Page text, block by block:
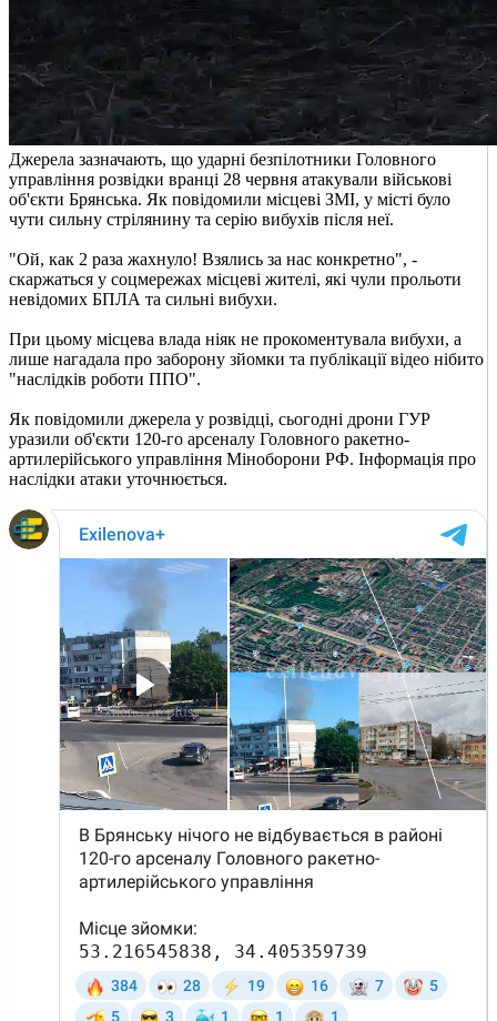
Джерела зазначають, що ударні безпілотники Головного
управління розвідки вранці 28 червня атакували військові
об'єкти Брянська. Як повідомили місцеві ЗМІ, у місті було
чути сильну стрілянину та серію вибухів після неї.
"Ой, как 2 раза жахнуло! Взялись за нас конкретно", -
скаржаться у соцмережах місцеві жителі, які чули прольоти
невідомих БПЛА та сильні вибухи.
При цьому місцева влада ніяк не прокоментувала вибухи, а
лише нагадала про заборону зйомки та публікації відео нібито
"наслідків роботи ППО".
Як повідомили джерела у розвідці, сьогодні дрони ГУР
уразили об'єкти 120-го арсеналу Головного ракетно-
артилерійського управління Міноборони РФ. Інформація про
наслідки атаки уточнюється.